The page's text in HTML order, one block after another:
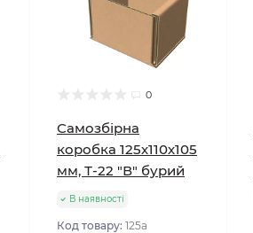
0
Самозбірна
коробка 125х110х105
мм, Т-22 "В" бурий
В наявності
Код товару: 125а